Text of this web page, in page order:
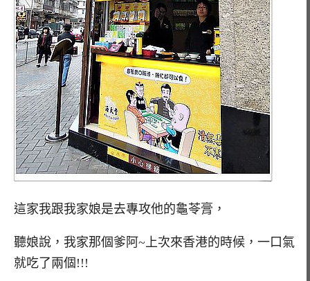
這家我跟我家娘是去專攻他的龜苓膏，
聽娘說，我家那個爹阿~上次來香港的時候，一口氣
就吃了兩個!!!